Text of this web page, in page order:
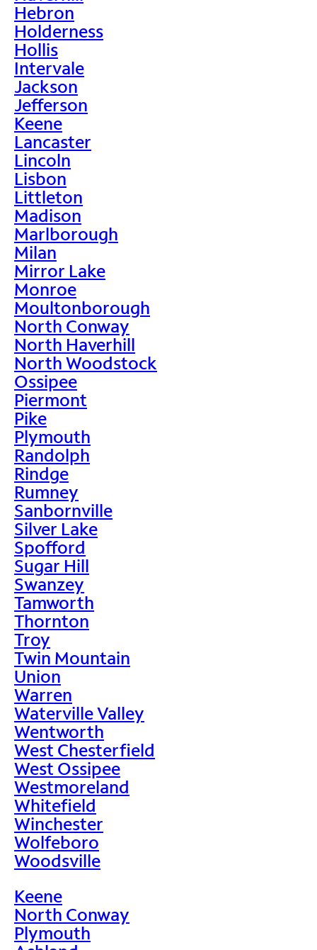
Hebron
Holderness
Hollis
Intervale
Jackson
Jefferson
Keene
Lancaster
Lincoln
Lisbon
Littleton
Madison
Marlborough
Milan
Mirror Lake
Monroe
Moultonborough
North Conway
North Haverhill
North Woodstock
Ossipee
Piermont
Pike
Plymouth
Randolph
Rindge
Rumney
Sanbornville
Silver Lake
Spofford
Sugar Hill
Swanzey
Tamworth
Thornton
Troy
Twin Mountain
Union
Warren
Waterville Valley
Wentworth
West Chesterfield
West Ossipee
Westmoreland
Whitefield
Winchester
Wolfeboro
Woodsville
Keene
North Conway
Plymouth